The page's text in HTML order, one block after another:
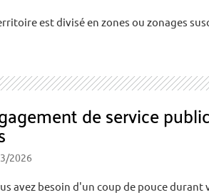
est divisé en zones ou zonages
de service
2026
avez besoin d'un coup de pouce durant